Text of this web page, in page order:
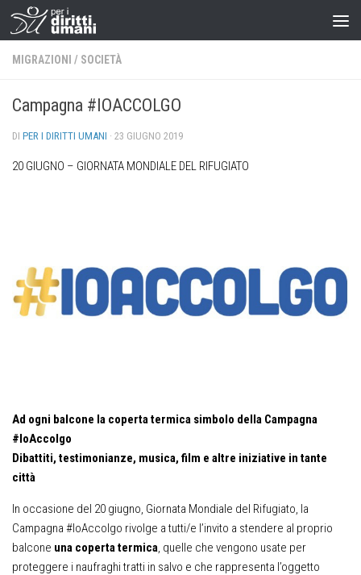
MIGRAZIONI / SOCIETÀ
Campagna #IOACCOLGO
DI PER I DIRITTI UMANI · 23 GIUGNO 2019
20 GIUGNO – GIORNATA MONDIALE DEL RIFUGIATO
Ad ogni balcone la coperta termica simbolo della Campagna
#IoAccolgo
Dibattiti, testimonianze, musica, film e altre iniziative in tante
città
In occasione del 20 giugno, Giornata Mondiale del Rifugiato, la
Campagna #IoAccolgo rivolge a tutti/e l’invito a stendere al proprio
balcone una coperta termica, quelle che vengono usate per
proteggere i naufraghi tratti in salvo e che rappresenta l’oggetto